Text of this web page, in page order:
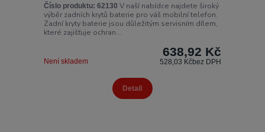
Číslo produktu: 62130 V naší nabídce najdete široký
výběr zadních krytů baterie pro váš mobilní telefon.
Zadní kryty baterie jsou důležitým servisním dílem,
které zajišťuje ochran...
638,92 Kč
528,03 Kčbez DPH
Není skladem
Detail